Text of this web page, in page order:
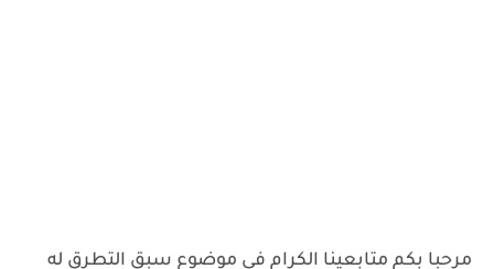
مرحبا بكم متابعينا الكرام في موضوع سبق التطرق له